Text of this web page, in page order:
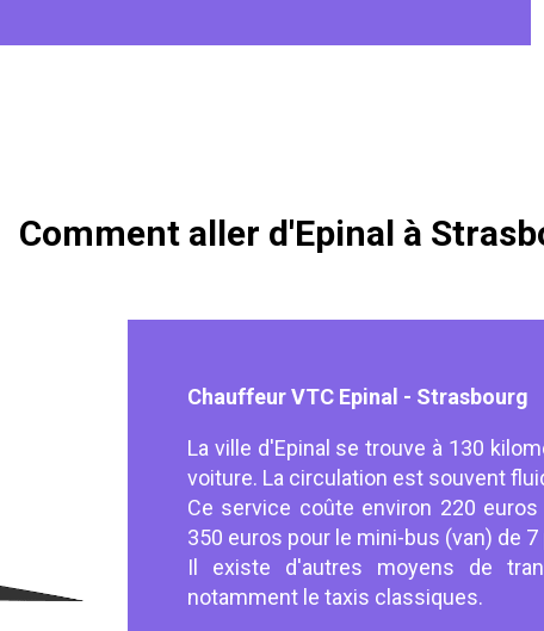
Comment aller d'Epinal à
Chauffeur VTC Epinal - Strasbourg
La ville d'Epinal se trouve à 130
voiture. La circulation est souvent
Ce service coûte environ 220
350 euros pour le mini-bus (van) de
Il existe d'autres moyens de
notamment le taxis classiques.